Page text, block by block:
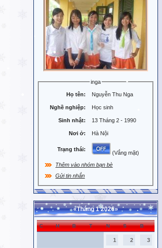
inga
Họ tên: Nguyễn Thu Nga
Nghề nghiệp: Học sinh
Sinh nhật: 13 Tháng 2 - 1990
Nơi ở: Hà Nội
Trạng thái:
(Vắng mặt)
Thêm vào nhóm bạn bè
Gửi tin nhắn
«Tháng 1 2026»
C H B T N S B
1 2 3